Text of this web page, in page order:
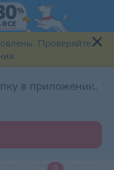
Проверяйте
в приложении.